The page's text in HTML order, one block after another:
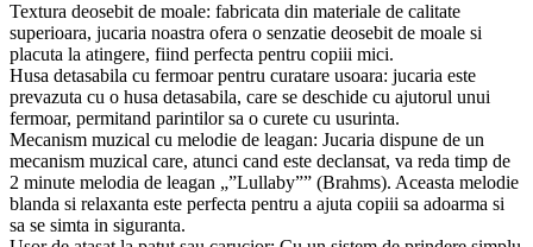
Textura deosebit de moale: fabricata din materiale de calitate
superioara, jucaria noastra ofera o senzatie deosebit de moale si
placuta la atingere, fiind perfecta pentru copiii mici.
Husa detasabila cu fermoar pentru curatare usoara: jucaria este
prevazuta cu o husa detasabila, care se deschide cu ajutorul unui
fermoar, permitand parintilor sa o curete cu usurinta.
Mecanism muzical cu melodie de leagan: Jucaria dispune de un
mecanism muzical care, atunci cand este declansat, va reda timp de
2 minute melodia de leagan „”Lullaby”” (Brahms). Aceasta melodie
blanda si relaxanta este perfecta pentru a ajuta copiii sa adoarma si
sa se simta in siguranta.